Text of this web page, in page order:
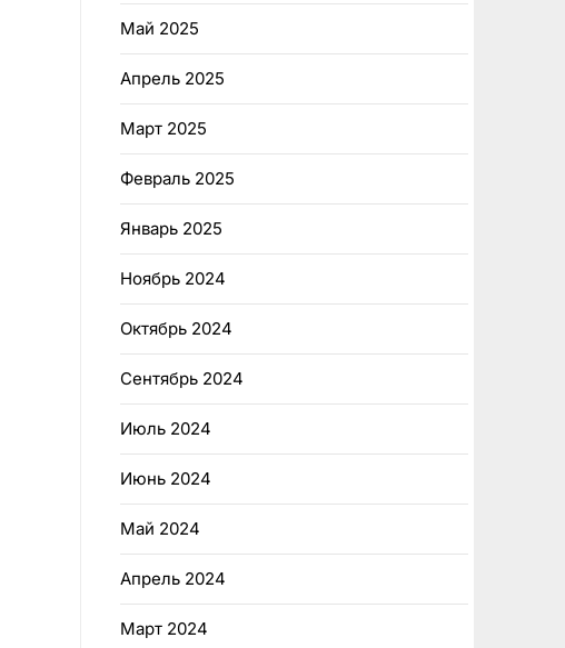
Май 2025
Апрель 2025
Март 2025
Февраль 2025
Январь 2025
Ноябрь 2024
Октябрь 2024
Сентябрь 2024
Июль 2024
Июнь 2024
Май 2024
Апрель 2024
Март 2024